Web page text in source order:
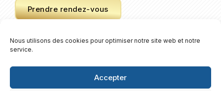
Nous utilisons des cookies pour optimiser notre site web et notre
service.
Accepter
Prendre rendez-vous
© 2026 Logic2Profit. Un site créé par
Plan de site